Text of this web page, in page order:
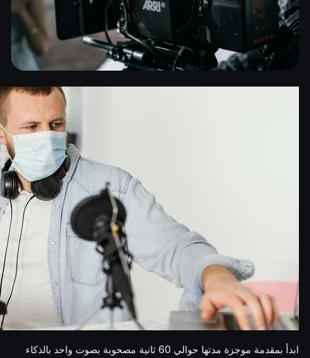
ابدأ بمقدمة موجزة مدتها حوالي 60 ثانية مصحوبة بصوت واحد بالذكاء